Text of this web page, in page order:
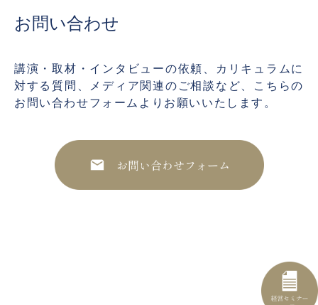
お問い合わせ
講演・取材・インタビューの依頼、カリキュラムに
対する質問、メディア関連のご相談など、こちらの
お問い合わせフォームよりお願いいたします。